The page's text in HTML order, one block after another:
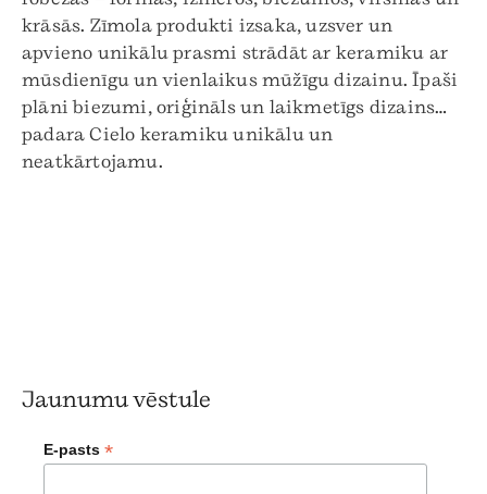
krāsās. Zīmola produkti izsaka, uzsver un
apvieno unikālu prasmi strādāt ar keramiku ar
mūsdienīgu un vienlaikus mūžīgu dizainu. Īpaši
plāni biezumi, oriģināls un laikmetīgs dizains…
padara Cielo keramiku unikālu un
neatkārtojamu.
Jaunumu vēstule
E-pasts *